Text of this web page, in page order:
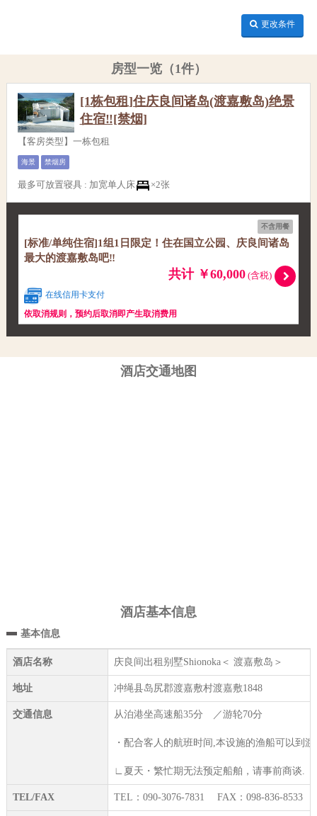
更改条件
房型一览（1件）
[1栋包租]住庆良间诸岛(渡嘉敷岛)绝景
住宿‼[禁烟]
【客房类型】一栋包租
海景 禁烟房
最多可放置寝具 : 加宽单人床 ×2张
不含用餐
[标准/单纯住宿]1组1日限定！住在国立公园、庆良间诸岛
最大的渡嘉敷岛吧‼
共计 ￥60,000(含税)
在线信用卡支付
依取消规则，预约后取消即产生取消费用
酒店交通地图
酒店基本信息
基本信息
酒店名称 庆良间出租别墅Shionoka＜ 渡嘉敷岛＞
地址 冲绳县岛尻郡渡嘉敷村渡嘉敷1848
交通信息 从泊港坐高速船35分 ／游轮70分
・配合客人的航班时间,本设施的渔船可以到
∟夏天・繁忙期无法预定船舶，请事前商谈.
TEL/FAX TEL：090-3076-7831 FAX：098-836-8533